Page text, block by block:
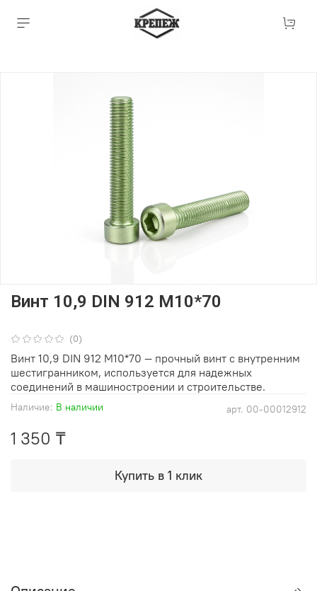
(0)
арт. 00-00012912
Наличие: В наличии
Винт 10,9 DIN 912 М10*70
1 350 ₸
Купить в 1 клик
Винт 10,9 DIN 912 М10*70 — прочный винт с внутренним
шестигранником, используется для надежных
соединений в машиностроении и строительстве.